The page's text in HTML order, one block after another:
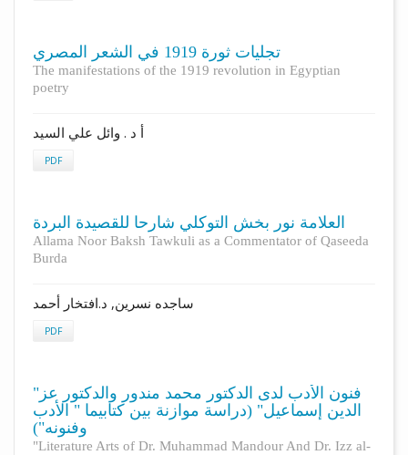
تجليات ثورة 1919 في الشعر المصري
The manifestations of the 1919 revolution in Egyptian
poetry
أ د . وائل علي السيد
PDF
العلامة نور بخش التوكلي شارحا للقصيدة البردة
Allama Noor Baksh Tawkuli as a Commentator of Qaseeda
Burda
ساجده نسرين, د.افتخار أحمد
PDF
"فنون الأدب لدى الدكتور محمد مندور والدكتور عز
الدين إسماعيل" (دراسة موازنة بين كتابيما " الأدب
وفنونه")
"Literature Arts of Dr. Muhammad Mandour And Dr. Izz al-